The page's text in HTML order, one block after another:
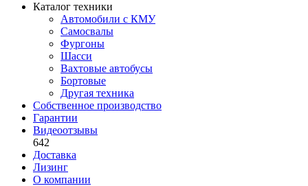
Каталог техники
Автомобили с КМУ
Самосвалы
Фургоны
Шасси
Вахтовые автобусы
Бортовые
Другая техника
Собственное производство
Гарантии
Видеоотзывы
642
Доставка
Лизинг
О компании